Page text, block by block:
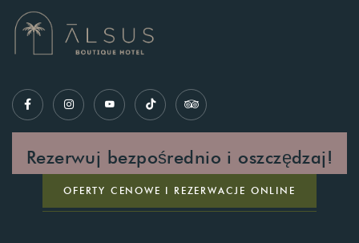
Rezerwuj bezpośrednio i oszczędzaj!
OFERTY CENOWE I REZERWACJE ONLINE